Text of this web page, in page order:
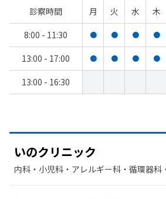
診察時間 月 火 水 木
8:00 - 11:30
● ● ● ●
13:00 - 17:00 ● ● ● ●
13:00 - 16:30
いのクリニック
内科・​小児科・​アレルギー科・​循環器科